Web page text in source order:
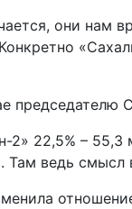
они нам
22,5% –
Там ведь